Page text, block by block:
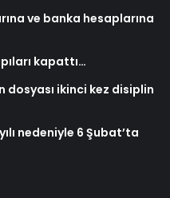
ve banka hesaplarına
kapattı…
dosyası ikinci kez disiplin
nedeniyle 6 Şubat’ta